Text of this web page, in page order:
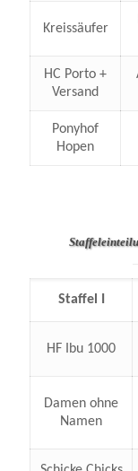
Kreissäufer
HC Porto +
Versand
Ponyhof
Hopen
Staffel I
HF Ibu 1000
Damen ohne
Namen